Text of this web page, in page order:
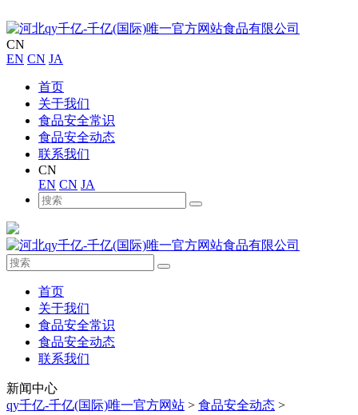
CN
EN CN JA
首页
关于我们
食品安全常识
食品安全动态
联系我们
CN
EN CN JA
首页
关于我们
食品安全常识
食品安全动态
联系我们
新闻中心
qy千亿-千亿(国际)唯一官方网站 > 食品安全动态 >